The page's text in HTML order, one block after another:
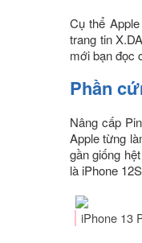
Cụ thể
trang tin
mới bạn đọc
Phần
Nâng cấp
Apple từng
gần giống
là iPhone
iPhone 13